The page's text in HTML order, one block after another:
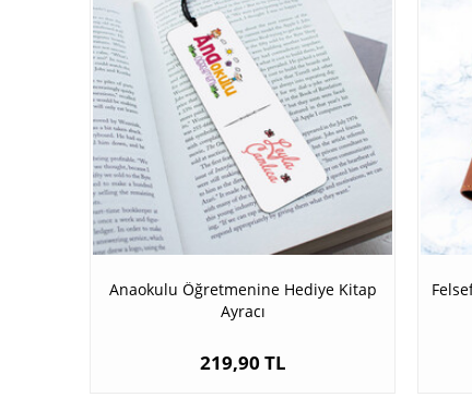
Anaokulu Öğretmenine Hediye Kitap
Ayracı
219,90 TL